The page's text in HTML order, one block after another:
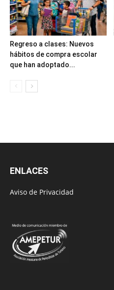
Regreso a clases: Nuevos
hábitos de compra escolar
que han adoptado...
ENLACES
Aviso de Privacidad